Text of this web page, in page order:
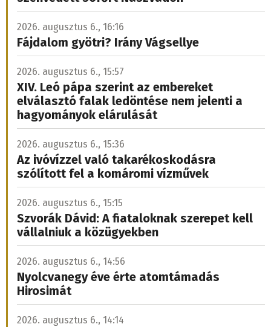
2026. augusztus 6., 16:16
Fájdalom gyötri? Irány Vágsellye
2026. augusztus 6., 15:57
XIV. Leó pápa szerint az embereket
elválasztó falak ledöntése nem jelenti a
hagyományok elárulását
2026. augusztus 6., 15:36
Az ivóvízzel való takarékoskodásra
szólított fel a komáromi vízművek
2026. augusztus 6., 15:15
Szvorák Dávid: A fiataloknak szerepet kell
vállalniuk a közügyekben
2026. augusztus 6., 14:56
Nyolcvanegy éve érte atomtámadás
Hirosimát
2026. augusztus 6., 14:14